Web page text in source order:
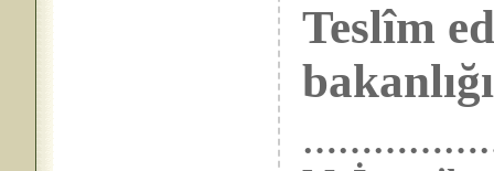
Teslîm
……………….